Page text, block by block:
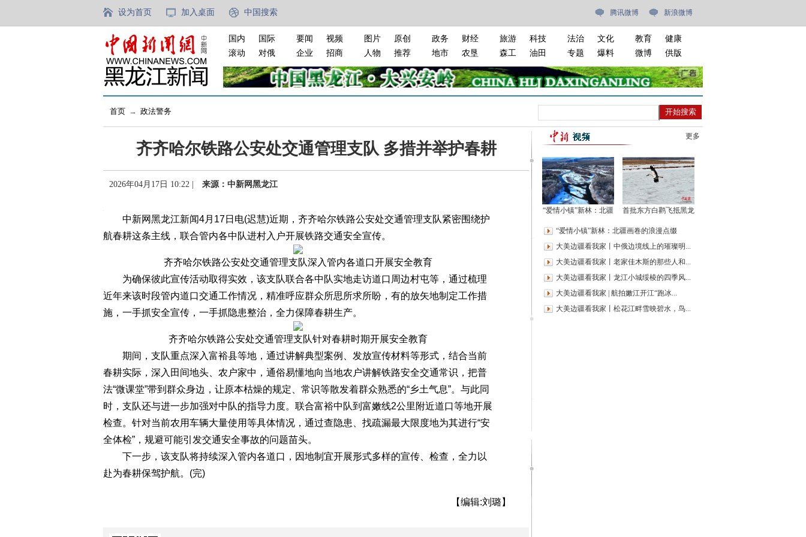
设为首页 加入桌面 中国搜索 腾讯微博 新浪微博
国内
国际
滚动
对俄
要闻
视频
企业
招商
图片
原创
人物
推荐
政务
财经
地市
农垦
旅游
科技
森工
油田
法治
文化
专题
爆料
教育
健康
微博
供版
首页 → 政法警务
齐齐哈尔铁路公安处交通管理支队 多措并举护春耕
2026年04月17日 10:22 | 来源：中新网黑龙江
中新网黑龙江新闻4月17日电(迟慧)近期，齐齐哈尔铁路公安处交通管理支队紧密围绕护
航春耕这条主线，联合管内各中队进村入户开展铁路交通安全宣传。
齐齐哈尔铁路公安处交通管理支队深入管内各道口开展安全教育
为确保彼此宣传活动取得实效，该支队联合各中队实地走访道口周边村屯等，通过梳理
近年来该时段管内道口交通工作情况，精准呼应群众所思所求所盼，有的放矢地制定工作措
施，一手抓安全宣传，一手抓隐患整治，全力保障春耕生产。
齐齐哈尔铁路公安处交通管理支队针对春耕时期开展安全教育
期间，支队重点深入富裕县等地，通过讲解典型案例、发放宣传材料等形式，结合当前
春耕实际，深入田间地头、农户家中，通俗易懂地向当地农户讲解铁路安全交通常识，把普
法“微课堂”带到群众身边，让原本枯燥的规定、常识等散发着群众熟悉的“乡土气息”。与此同
时，支队还与进一步加强对中队的指导力度。联合富裕中队到富嫩线2公里附近道口等地开展
检查。针对当前农用车辆大量使用等具体情况，通过查隐患、找疏漏最大限度地为其进行“安
全体检”，规避可能引发交通安全事故的问题苗头。
下一步，该支队将持续深入管内各道口，因地制宜开展形式多样的宣传、检查，全力以
赴为春耕保驾护航。(完)
【编辑:刘璐】
更多
“爱情小镇”新林：北疆
首批东方白鹳飞抵黑龙
“爱情小镇”新林：北疆画卷的浪漫点缀
大美边疆看我家丨中俄边境线上的璀璨明...
大美边疆看我家丨老家佳木斯的那些人和...
大美边疆看我家丨龙江小城绥棱的四季风...
大美边疆看我家 | 航拍嫩江开江“跑冰...
大美边疆看我家丨松花江畔雪映碧水，鸟...